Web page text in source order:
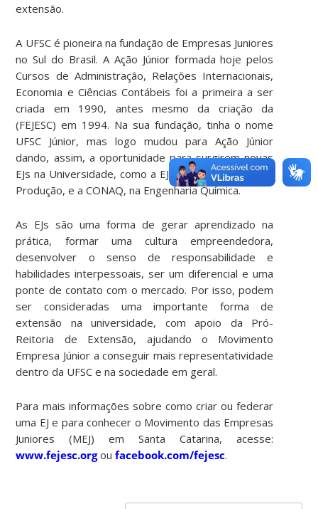
extensão.
A UFSC é pioneira na fundação de Empresas Juniores
no Sul do Brasil. A Ação Júnior formada hoje pelos
Cursos de Administração, Relações Internacionais,
Economia e Ciências Contábeis foi a primeira a ser
criada em 1990, antes mesmo da criação da
(FEJESC) em 1994. Na sua fundação, tinha o nome
UFSC Júnior, mas logo mudou para Ação Júnior
dando, assim, a oportunidade para surgirem novas
EJs na Universidade, como a EJEP, na Engenharia de
Produção, e a CONAQ, na Engenharia Química.
As EJs são uma forma de gerar aprendizado na
prática, formar uma cultura empreendedora,
desenvolver o senso de responsabilidade e
habilidades interpessoais, ser um diferencial e uma
ponte de contato com o mercado. Por isso, podem
ser consideradas uma importante forma de
extensão na universidade, com apoio da Pró-
Reitoria de Extensão, ajudando o Movimento
Empresa Júnior a conseguir mais representatividade
dentro da UFSC e na sociedade em geral.
Para mais informações sobre como criar ou federar
uma EJ e para conhecer o Movimento das Empresas
Juniores (MEJ) em Santa Catarina, acesse:
www.fejesc.orgoufacebook.com/fejesc.